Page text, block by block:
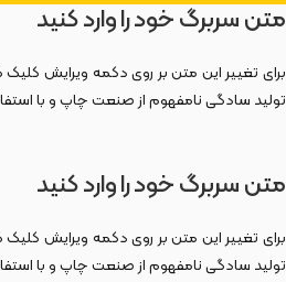
متن سربرگ خود را وارد کنید
برای تغییر این متن بر روی دکمه ویرایش
تولید سادگی نامفهوم از صنعت چاپ و با
متن سربرگ خود را وارد کنید
برای تغییر این متن بر روی دکمه ویرایش
تولید سادگی نامفهوم از صنعت چاپ و با